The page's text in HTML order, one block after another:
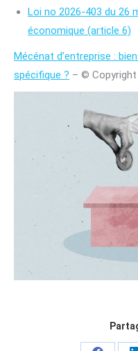
Loi no 2026-403 du 26
économique (article 6)
Mécénat d’entreprise :
spécifique ? – © Copyright